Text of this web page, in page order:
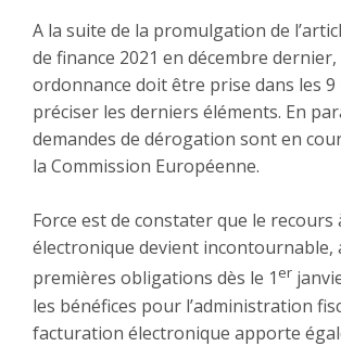
A la suite de la promulgation de
de finance 2021 en décembre dernier,
ordonnance doit être prise dans les
préciser les derniers éléments. En
demandes de dérogation sont en
la Commission Européenne.
Force est de constater que le recours
électronique devient incontournable,
premières obligations dès le 1er
les bénéfices pour l’administration
facturation électronique apporte